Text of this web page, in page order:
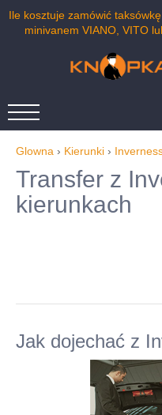
Ile kosztuje zamówić
minivanem VIANO, VITO
Glowna › Kierunki ›
Transfer z
kierunkach
Jak dojechać z